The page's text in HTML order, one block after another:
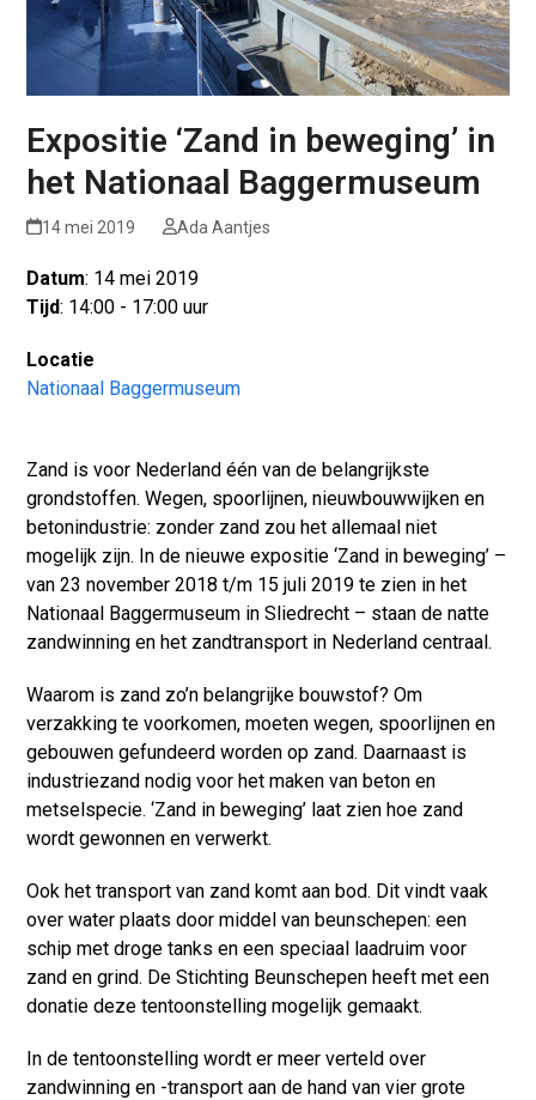
Expositie ‘Zand in beweging’ in
het Nationaal Baggermuseum
14 mei 2019 Ada Aantjes
Datum: 14 mei 2019
Tijd: 14:00 - 17:00 uur
Locatie
Nationaal Baggermuseum
Zand is voor Nederland één van de belangrijkste
grondstoffen. Wegen, spoorlijnen, nieuwbouwwijken en
betonindustrie: zonder zand zou het allemaal niet
mogelijk zijn. In de nieuwe expositie ‘Zand in beweging’ –
van 23 november 2018 t/m 15 juli 2019 te zien in het
Nationaal Baggermuseum in Sliedrecht – staan de natte
zandwinning en het zandtransport in Nederland centraal.
Waarom is zand zo’n belangrijke bouwstof? Om
verzakking te voorkomen, moeten wegen, spoorlijnen en
gebouwen gefundeerd worden op zand. Daarnaast is
industriezand nodig voor het maken van beton en
metselspecie. ‘Zand in beweging’ laat zien hoe zand
wordt gewonnen en verwerkt.
Ook het transport van zand komt aan bod. Dit vindt vaak
over water plaats door middel van beunschepen: een
schip met droge tanks en een speciaal laadruim voor
zand en grind. De Stichting Beunschepen heeft met een
donatie deze tentoonstelling mogelijk gemaakt.
In de tentoonstelling wordt er meer verteld over
zandwinning en -transport aan de hand van vier grote